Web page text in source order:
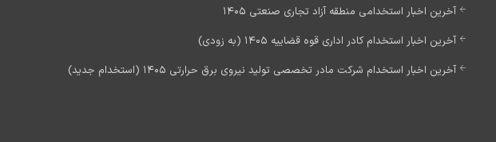
آخرین اخبار استخدامی منطقه آزاد تجاری صنعتی 1405
آخرین اخبار استخدام کادر اداری قوه قضاییه 1405 (به زودی)
آخرین اخبار استخدام شرکت مادر تخصصی تولید نیروی برق حرارتی 1405 (استخدام جدید)